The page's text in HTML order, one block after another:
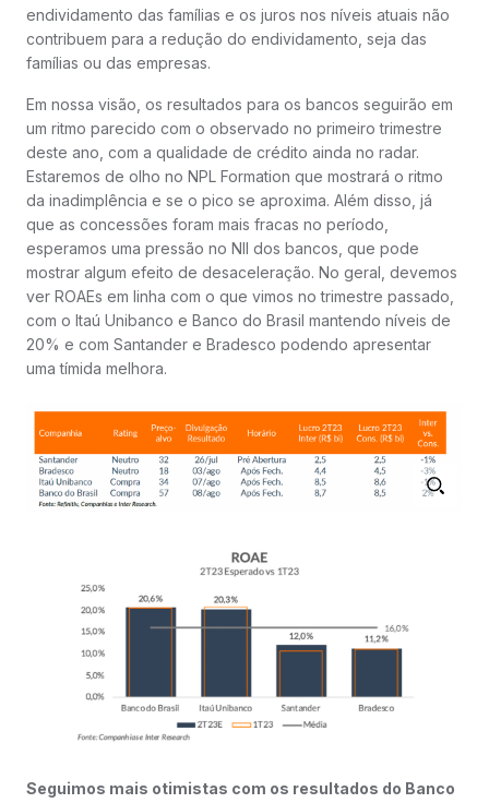
endividamento das famílias e os juros nos níveis atuais não
contribuem para a redução do endividamento, seja das
famílias ou das empresas.
Em nossa visão, os resultados para os bancos seguirão em
um ritmo parecido com o observado no primeiro trimestre
deste ano, com a qualidade de crédito ainda no radar.
Estaremos de olho no NPL Formation que mostrará o ritmo
da inadimplência e se o pico se aproxima. Além disso, já
que as concessões foram mais fracas no período,
esperamos uma pressão no NII dos bancos, que pode
mostrar algum efeito de desaceleração. No geral, devemos
ver ROAEs em linha com o que vimos no trimestre passado,
com o Itaú Unibanco e Banco do Brasil mantendo níveis de
20% e com Santander e Bradesco podendo apresentar
uma tímida melhora.
Seguimos mais otimistas com os resultados do Banco